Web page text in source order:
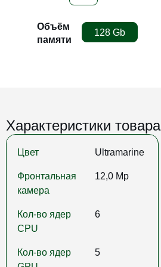
Объём
памяти
128 Gb
Характеристики товара
Цвет Ultramarine
Фронтальная
камера
12,0 Mp
Кол-во ядер
CPU
6
Кол-во ядер
5